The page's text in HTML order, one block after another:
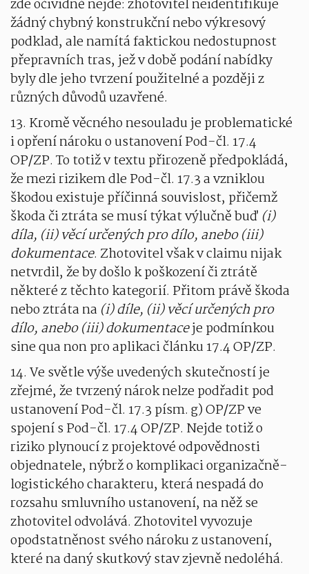
zde očividně nejde: zhotovitel neidentifikuje
žádný chybný konstrukční nebo výkresový
podklad, ale namítá faktickou nedostupnost
přepravních tras, jež v době podání nabídky
byly dle jeho tvrzení použitelné a později z
různých důvodů uzavřené.
13. Kromě věcného nesouladu je problematické
i opření nároku o ustanovení Pod-čl. 17.4
OP/ZP. To totiž v textu přirozeně předpokládá,
že mezi rizikem dle Pod-čl. 17.3 a vzniklou
škodou existuje příčinná souvislost, přičemž
škoda či ztráta se musí týkat výlučně buď (i)
díla, (ii) věcí určených pro dílo, anebo (iii)
dokumentace. Zhotovitel však v claimu nijak
netvrdil, že by došlo k poškození či ztrátě
některé z těchto kategorií. Přitom právě škoda
nebo ztráta na (i) díle, (ii) věcí určených pro
dílo, anebo (iii) dokumentaceje podmínkou
sine qua non pro aplikaci článku 17.4 OP/ZP.
14. Ve světle výše uvedených skutečností je
zřejmé, že tvrzený nárok nelze podřadit pod
ustanovení Pod-čl. 17.3 písm. g) OP/ZP ve
spojení s Pod-čl. 17.4 OP/ZP. Nejde totiž o
riziko plynoucí z projektové odpovědnosti
objednatele, nýbrž o komplikaci organizačně-
logistického charakteru, která nespadá do
rozsahu smluvního ustanovení, na něž se
zhotovitel odvolává. Zhotovitel vyvozuje
opodstatněnost svého nároku z ustanovení,
které na daný skutkový stav zjevně nedoléhá.